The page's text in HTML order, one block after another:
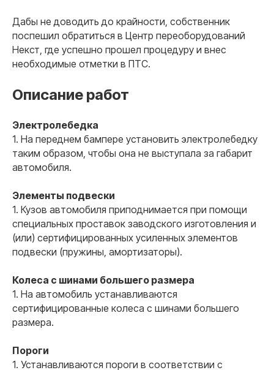
Дабы не доводить до крайности, собственник
поспешил обратиться в Центр переоборудований
Некст, где успешно прошел процедуру и внес
необходимые отметки в ПТС.
Описание работ
Электролебедка
1. На переднем бампере установить электролебедку
таким образом, чтобы она не выступала за габарит
автомобиля.
Элементы подвески
1. Кузов автомобиля приподнимается при помощи
специальных проставок заводского изготовления и
(или) сертифицированных усиленных элементов
подвески (пружины, амортизаторы).
Колеса с шинами большего размера
1. На автомобиль устанавливаются
сертифицированные колеса с шинами большего
размера.
Пороги
1. Устанавливаются пороги в соответствии с